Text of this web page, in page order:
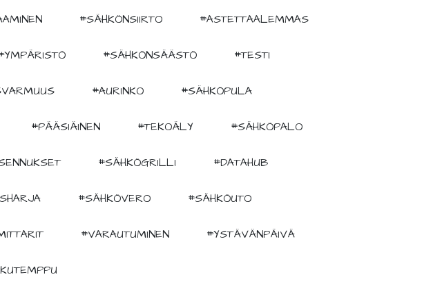
#SÄHKÖNSIIRTO #ASTETTAALEMMAS
#SÄHKÖNSÄÄSTÖ #TESTI
#AURINKO #SÄHKÖPULA
#PÄÄSIÄINEN #TEKOÄLY #SÄHKÖPALO
#SÄHKÖGRILLI #DATAHUB
#SÄHKÖVERO #SÄHKÖUTO
#VARAUTUMINEN #YSTÄVÄNPÄIVÄ